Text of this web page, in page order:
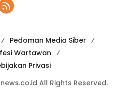
Pedoman Media Siber
Wartawan
Privasi
All Rights Reserved.